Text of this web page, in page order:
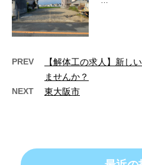
PREV
【解体工の求人】新し
ませんか？
NEXT 東大阪市